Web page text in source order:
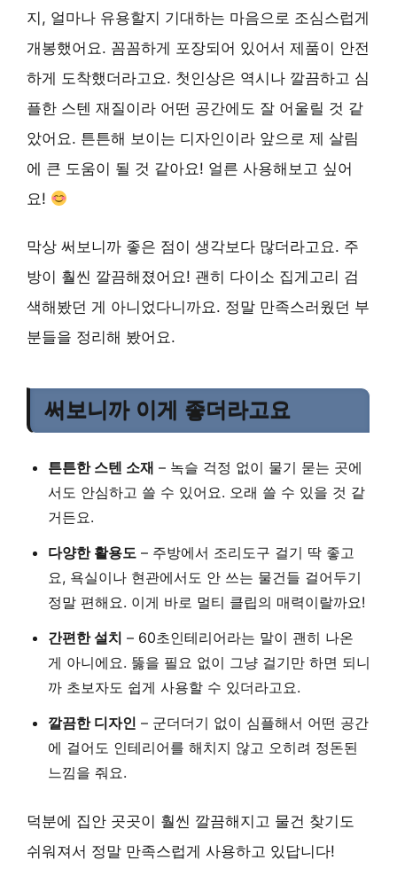
지, 얼마나 유용할지 기대하는 마음으로 조심스럽게
개봉했어요. 꼼꼼하게 포장되어 있어서 제품이 안전
하게 도착했더라고요. 첫인상은 역시나 깔끔하고 심
플한 스텐 재질이라 어떤 공간에도 잘 어울릴 것 같
았어요. 튼튼해 보이는 디자인이라 앞으로 제 살림
에 큰 도움이 될 것 같아요! 얼른 사용해보고 싶어
요!
막상 써보니까 좋은 점이 생각보다 많더라고요. 주
방이 훨씬 깔끔해졌어요! 괜히 다이소 집게고리 검
색해봤던 게 아니었다니까요. 정말 만족스러웠던 부
분들을 정리해 봤어요.
써보니까 이게 좋더라고요
튼튼한 스텐 소재 – 녹슬 걱정 없이 물기 묻는 곳에
서도 안심하고 쓸 수 있어요. 오래 쓸 수 있을 것 같
거든요.
다양한 활용도 – 주방에서 조리도구 걸기 딱 좋고
요, 욕실이나 현관에서도 안 쓰는 물건들 걸어두기
정말 편해요. 이게 바로 멀티 클립의 매력이랄까요!
간편한 설치 – 60초인테리어라는 말이 괜히 나온
게 아니에요. 뚫을 필요 없이 그냥 걸기만 하면 되니
까 초보자도 쉽게 사용할 수 있더라고요.
깔끔한 디자인 – 군더더기 없이 심플해서 어떤 공간
에 걸어도 인테리어를 해치지 않고 오히려 정돈된
느낌을 줘요.
덕분에 집안 곳곳이 훨씬 깔끔해지고 물건 찾기도
쉬워져서 정말 만족스럽게 사용하고 있답니다!